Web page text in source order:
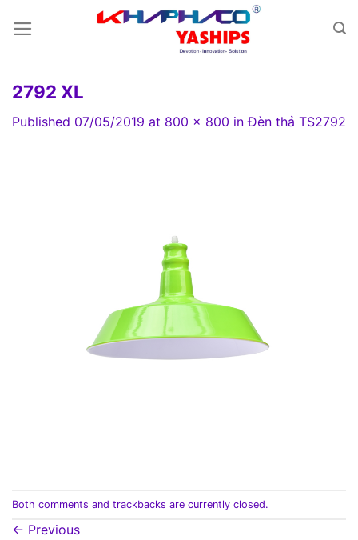
2792 XL
Published 07/05/2019 at 800 × 800 inĐèn thả TS2792
Both comments and trackbacks are currently closed.
← Previous